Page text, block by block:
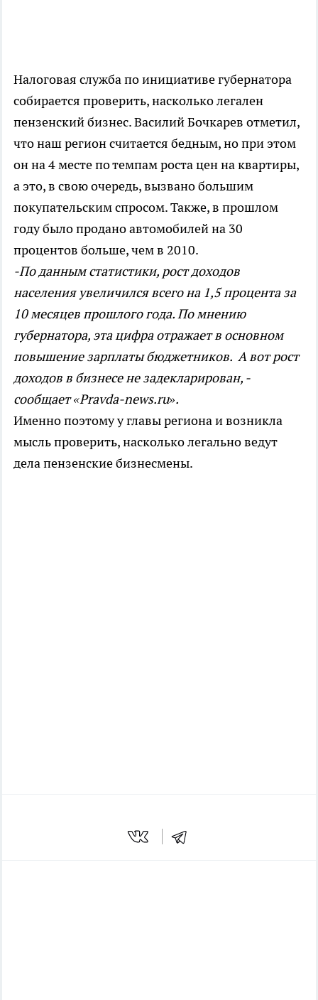
Налоговая служба по инициативе губернатора
собирается проверить, насколько легален
пензенский бизнес. Василий Бочкарев отметил,
что наш регион считается бедным, но при этом
он на 4 месте по темпам роста цен на квартиры,
а это, в свою очередь, вызвано большим
покупательским спросом. Также, в прошлом
году было продано автомобилей на 30
процентов больше, чем в 2010.
-По данным статистики, рост доходов
населения увеличился всего на 1,5 процента за
10 месяцев прошлого года. По мнению
губернатора, эта цифра отражает в основном
повышение зарплаты бюджетников. А вот рост
доходов в бизнесе не задекларирован, -
сообщает «Pravda-news.ru».
Именно поэтому у главы региона и возникла
мысль проверить, насколько легально ведут
дела пензенские бизнесмены.